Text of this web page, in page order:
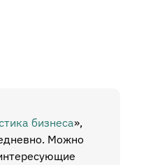
бизнеса»,
Можно